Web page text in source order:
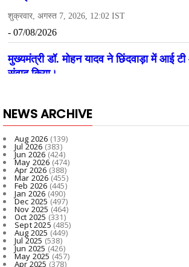
NEWS ARCHIVE
Aug 2026 (139)
Jul 2026 (383)
Jun 2026(424)
May 2026(474)
Apr 2026 (388)
Mar 2026(455)
Feb 2026 (445)
Jan 2026 (490)
Dec 2025(497)
Nov 2025 (464)
Oct 2025 (331)
Sept 2025 (485)
Aug 2025 (449)
Jul 2025 (538)
Jun 2025(426)
May 2025(457)
Apr 2025 (378)